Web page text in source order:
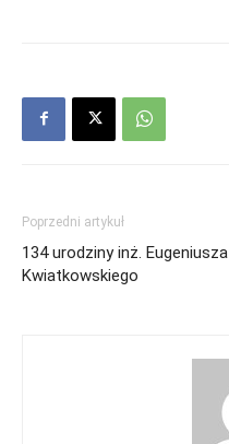
Poprzedni artykuł
134 urodziny inż. Eugeniusza
Kwiatkowskiego